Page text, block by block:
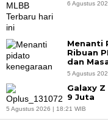
6 Agustus
Menanti
Ribuan
dan
5 Agustus
Galaxy
9 Juta
5 Agustus 2026 | 18:21 WIB